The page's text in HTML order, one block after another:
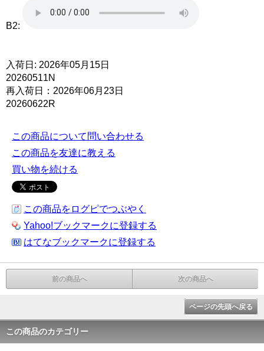
B2:
入荷日: 2026年05月15日
20260511N
再入荷日：2026年06月23日
20260622R
この商品について問い合わせる
この商品を友達に教える
買い物を続ける
この商品をログピでつぶやく
Yahoo!ブックマークに登録する
はてなブックマークに登録する
前の商品へ 次の商品へ
ページの先頭へ戻る
この商品のカテゴリー